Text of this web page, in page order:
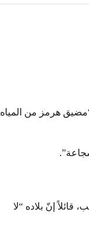
هرمز من المياه
إنّ بلاده “لا